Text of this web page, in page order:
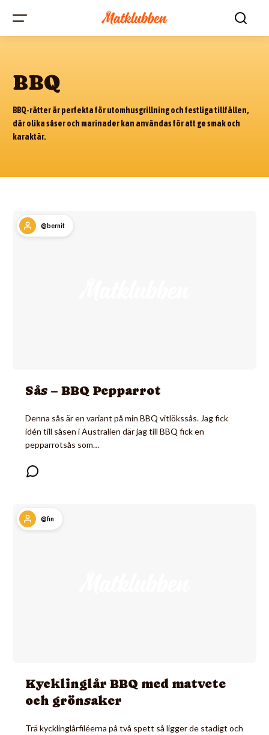
BBQ
BBQ-rätter är perfekta för utomhusgrillning och festliga tillfällen,
där olika såser och marinader kan användas för att ge smak och
karaktär.
@bernit
Sås – BBQ Pepparrot
Denna sås är en variant på min BBQ vitlökssås. Jag fick
idén till såsen i Australien där jag till BBQ fick en
pepparrotsås som…
@fin
Kycklinglår BBQ med matvete
och grönsaker
Trä kycklinglårfiléerna på två spett så ligger de stadigt och